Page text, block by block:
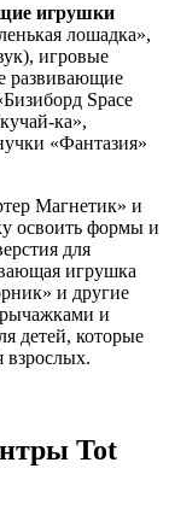
игрушки
лошадка»,
игровые
развивающие
Space
«Фантазия»
Магнетик» и
освоить формы и
для
игрушка
и другие
и
детей, которые
взрослых.
Tot